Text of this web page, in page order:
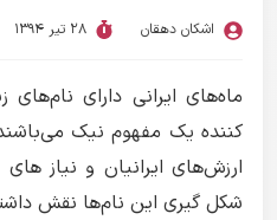
اشکان دهقان 28 تیر 1394
ماه‌های ایرانی دارای
کننده یک مفهوم نیک
ارزش‌های ایرانیان و نیاز
شکل گیری این نام‌ها نقش